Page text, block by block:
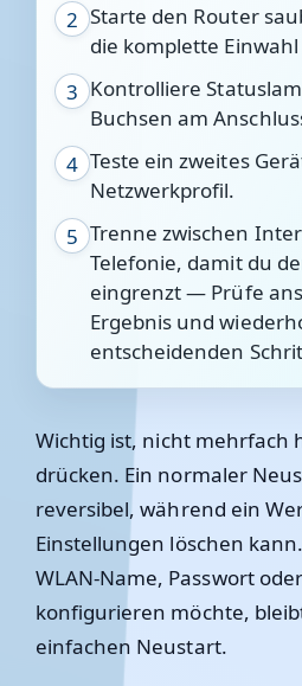
2 Starte den Router
die komplette Einwahl
3 Kontrolliere
Buchsen am
4 Teste ein zweites
Netzwerkprofil.
5 Trenne zwischen
Telefonie, damit du
eingrenzt — Prüfe
Ergebnis und
entscheidenden
Wichtig ist, nicht mehrfach
drücken. Ein normaler
reversibel, während ein
Einstellungen löschen
WLAN-Name, Passwort
konfigurieren möchte,
einfachen Neustart.